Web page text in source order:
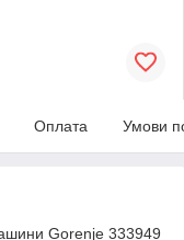
Оплата Умови
Gorenje 333949